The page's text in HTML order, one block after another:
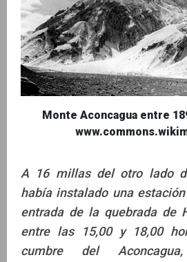
Monte Aconcagua entre
A 16 millas del otro lado
había instalado una
entrada de la quebrada de
entre las 15,00 y 18,00
cumbre del